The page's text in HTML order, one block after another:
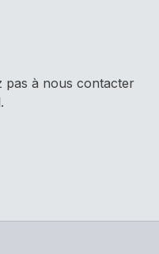
pas à nous contacter